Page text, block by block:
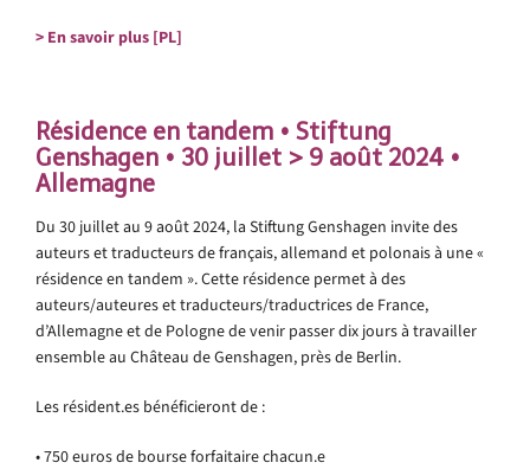
> En savoir plus [PL]
Résidence en tandem • Stiftung
Genshagen • 30 juillet > 9 août 2024 •
Allemagne
Du 30 juillet au 9 août 2024, la Stiftung Genshagen invite des
auteurs et traducteurs de français, allemand et polonais à une «
résidence en tandem ». Cette résidence permet à des
auteurs/auteures et traducteurs/traductrices de France,
d’Allemagne et de Pologne de venir passer dix jours à travailler
ensemble au Château de Genshagen, près de Berlin.
Les résident.es bénéficieront de :
• 750 euros de bourse forfaitaire chacun.e